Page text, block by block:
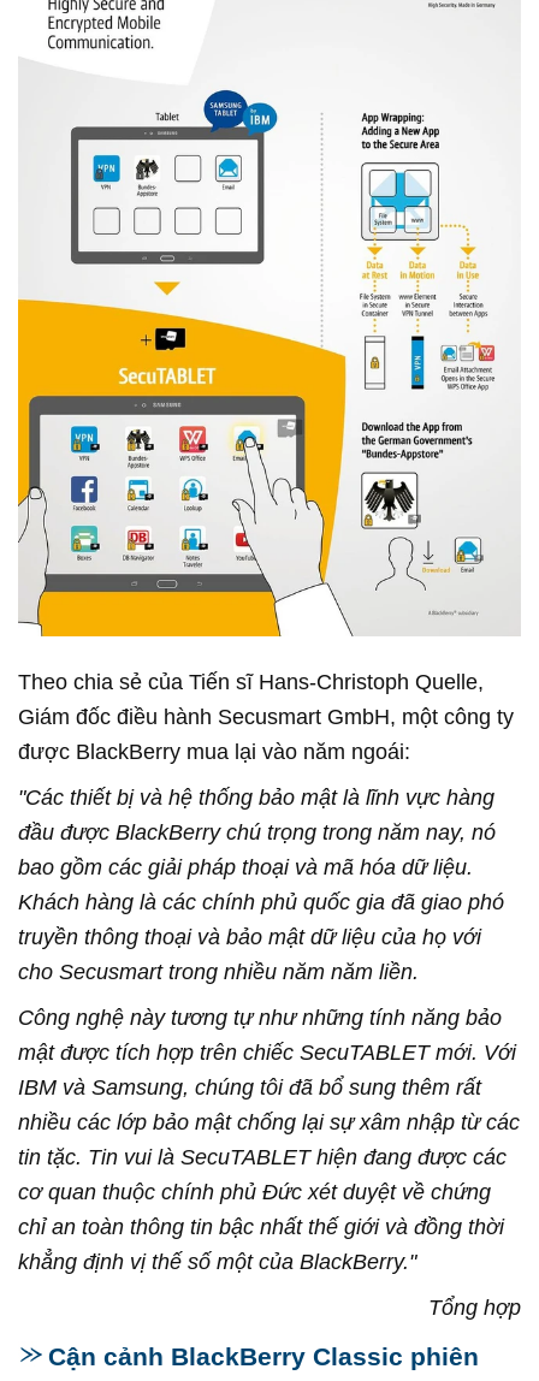
Theo chia sẻ của Tiến sĩ Hans-Christoph Quelle,
Giám đốc điều hành Secusmart GmbH, một công ty
được BlackBerry mua lại vào năm ngoái:
"Các thiết bị và hệ thống bảo mật là lĩnh vực hàng
đầu được BlackBerry chú trọng trong năm nay, nó
bao gồm các giải pháp thoại và mã hóa dữ liệu.
Khách hàng là các chính phủ quốc gia đã giao phó
truyền thông thoại và bảo mật dữ liệu của họ với
cho Secusmart trong nhiều năm năm liền.
Công nghệ này tương tự như những tính năng bảo
mật được tích hợp trên chiếc SecuTABLET mới. Với
IBM và Samsung, chúng tôi đã bổ sung thêm rất
nhiều các lớp bảo mật chống lại sự xâm nhập từ các
tin tặc. Tin vui là SecuTABLET hiện đang được các
cơ quan thuộc chính phủ Đức xét duyệt về chứng
chỉ an toàn thông tin bậc nhất thế giới và đồng thời
khẳng định vị thế số một của BlackBerry."
Tổng hợp
Cận cảnh BlackBerry Classic phiên